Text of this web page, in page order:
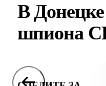
В
шпиона